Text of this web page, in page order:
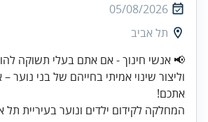
05/08/2026
תל אביב
📢 אנשי חינוך - אם אתם בעלי תשוקה
וליצור שינוי אמיתי בחייהם של בני נוער
אתכם!
המחלקה לקידום ילדים ונוער בעיריית תל